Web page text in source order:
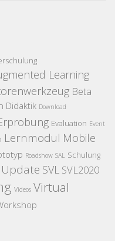
Learning
Beta
Didaktik Download
Evaluation Event
Lernmodul Mobile
Roadshow SAL Schulung
SVL SVL2020
Videos Virtual